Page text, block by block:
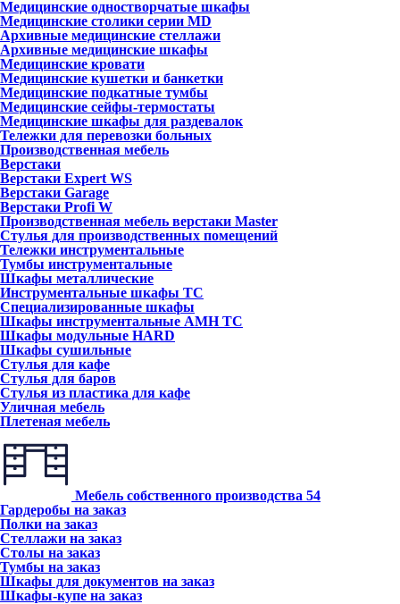
Медицинские одностворчатые шкафы
Медицинские столики серии MD
Архивные медицинские стеллажи
Архивные медицинские шкафы
Медицинские кровати
Медицинские кушетки и банкетки
Медицинские подкатные тумбы
Медицинские сейфы-термостаты
Медицинские шкафы для раздевалок
Тележки для перевозки больных
Производственная мебель
Верстаки
Верстаки Expert WS
Верстаки Garage
Верстаки Profi W
Производственная мебель верстаки Master
Стулья для производственных помещений
Тележки инструментальные
Тумбы инструментальные
Шкафы металлические
Инструментальные шкафы ТС
Специализированные шкафы
Шкафы инструментальные АМН ТС
Шкафы модульные HARD
Шкафы сушильные
Стулья для кафе
Стулья для баров
Стулья из пластика для кафе
Уличная мебель
Плетеная мебель
Мебель собственного производства 54
Гардеробы на заказ
Полки на заказ
Стеллажи на заказ
Столы на заказ
Тумбы на заказ
Шкафы для документов на заказ
Шкафы-купе на заказ